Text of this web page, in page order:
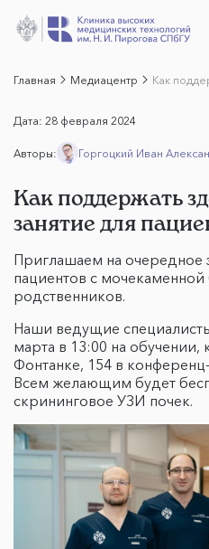
Главная Медиацентр Как
Дата: 28 февраля 2024
Авторы: Горгоцкий Иван
Как поддержать
занятие для
Приглашаем на очередное
пациентов с
родственников.
Наши ведущие
марта в 13:00 на обучении,
Фонтанке, 154 в
Всем желающим будет
скрининговое УЗИ почек.